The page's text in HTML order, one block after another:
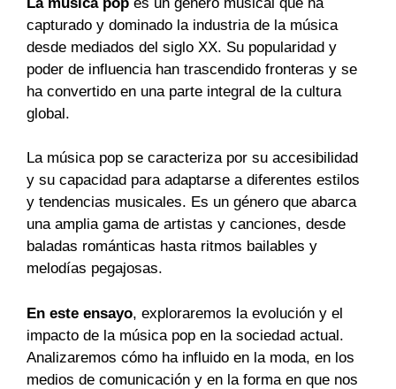
capturado y dominado la industria de la música
desde mediados del siglo XX. Su popularidad y
poder de influencia han trascendido fronteras y se
ha convertido en una parte integral de la cultura
global.
La música pop se caracteriza por su accesibilidad
y su capacidad para adaptarse a diferentes estilos
y tendencias musicales. Es un género que abarca
una amplia gama de artistas y canciones, desde
baladas románticas hasta ritmos bailables y
melodías pegajosas.
En este ensayo, exploraremos la evolución y el
impacto de la música pop en la sociedad actual.
Analizaremos cómo ha influido en la moda, en los
medios de comunicación y en la forma en que nos